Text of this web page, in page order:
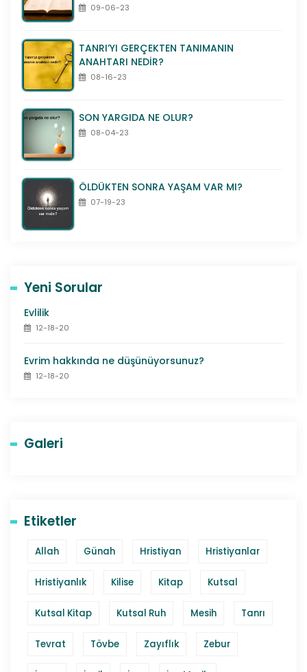
09-06-23
TANRI’YI GERÇEKTEN TANIMANIN
ANAHTARI NEDİR?
08-16-23
SON YARGIDA NE OLUR?
08-04-23
ÖLDÜKTEN SONRA YAŞAM VAR MI?
07-19-23
Yeni Sorular
Evlilik
12-18-20
Evrim hakkında ne düşünüyorsunuz?
12-18-20
Galeri
Etiketler
Allah Günah Hristiyan Hristiyanlar
Hristiyanlık Kilise Kitap Kutsal
Kutsal Kitap Kutsal Ruh Mesih Tanrı
Tevrat Tövbe Zayıflık Zebur